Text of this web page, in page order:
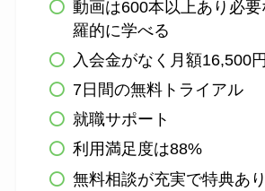
動画は600本以上あり必
羅的に学べる
入会金がなく月額16,500
7日間の無料トライアル
就職サポート
利用満足度は88%
無料相談が充実で特典あり